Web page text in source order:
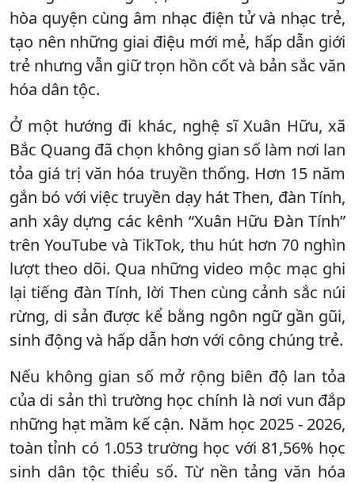
hòa quyện cùng âm nhạc điện tử và nhạc trẻ,
tạo nên những giai điệu mới mẻ, hấp dẫn giới
trẻ nhưng vẫn giữ trọn hồn cốt và bản sắc văn
hóa dân tộc.
Ở một hướng đi khác, nghệ sĩ Xuân Hữu, xã
Bắc Quang đã chọn không gian số làm nơi lan
tỏa giá trị văn hóa truyền thống. Hơn 15 năm
gắn bó với việc truyền dạy hát Then, đàn Tính,
anh xây dựng các kênh “Xuân Hữu Đàn Tính”
trên YouTube và TikTok, thu hút hơn 70 nghìn
lượt theo dõi. Qua những video mộc mạc ghi
lại tiếng đàn Tính, lời Then cùng cảnh sắc núi
rừng, di sản được kể bằng ngôn ngữ gần gũi,
sinh động và hấp dẫn hơn với công chúng trẻ.
Nếu không gian số mở rộng biên độ lan tỏa
của di sản thì trường học chính là nơi vun đắp
những hạt mầm kế cận. Năm học 2025 - 2026,
toàn tỉnh có 1.053 trường học với 81,56% học
sinh dân tộc thiểu số. Từ nền tảng văn hóa